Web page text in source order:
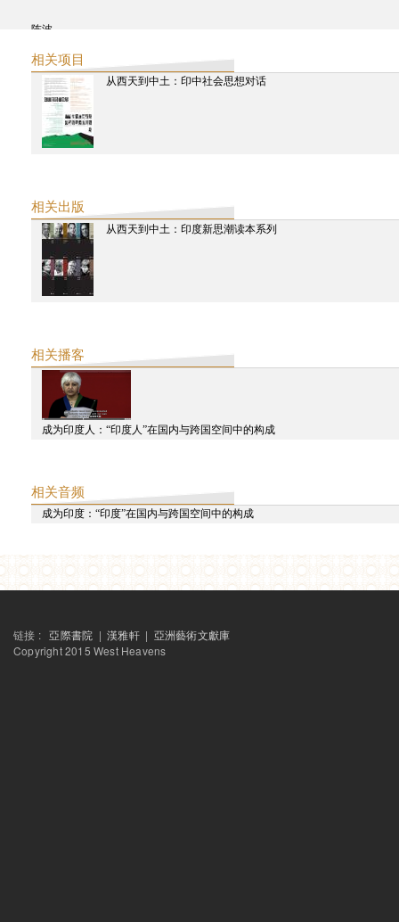
陈波
陈传兴
查卡拉巴提，迪佩什
陈惠芬
陈光兴
查特吉，帕沙
陈思
陈思和
张颂仁
相关项目
从西天到中土：印中社会思想对话
相关出版
从西天到中土：印度新思潮读本系列
相关播客
成为印度人：“印度人”在国内与跨国空间中的构成
相关音频
成为印度：“印度”在国内与跨国空间中的构成
链接 :亞際書院 |漢雅軒 | 亞洲藝術文獻庫
Copyright 2015 West Heavens